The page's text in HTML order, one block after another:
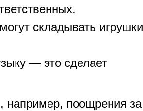
складывать игрушки
— это сделает
например, поощрения за